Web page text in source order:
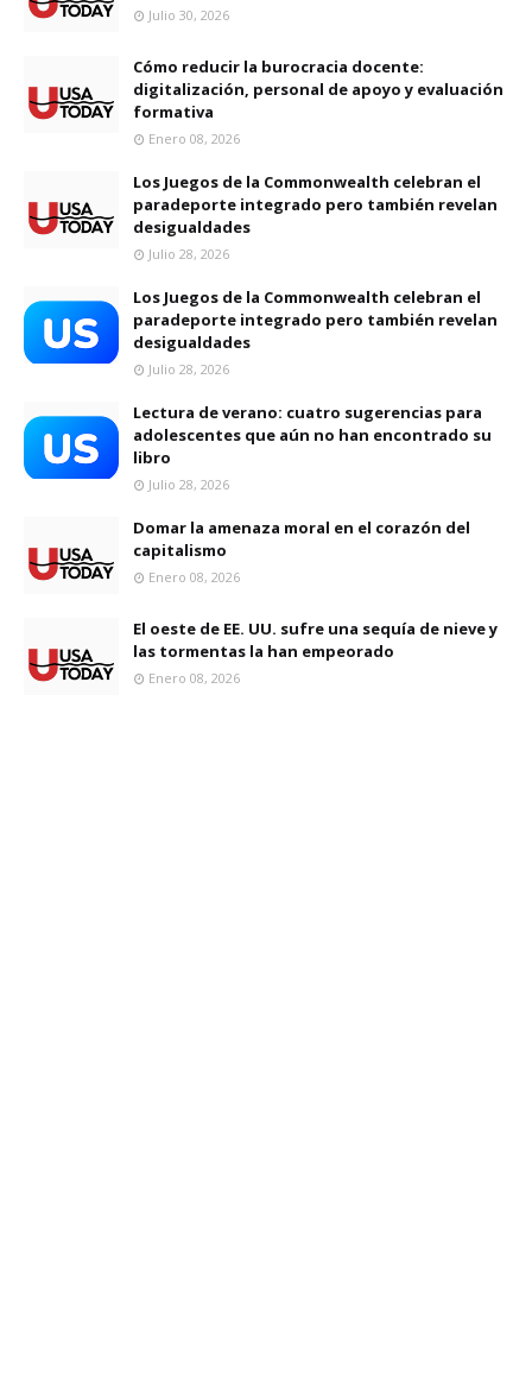
Julio 30, 2026
Cómo reducir la burocracia docente:
digitalización, personal de apoyo y evaluación
formativa
Enero 08, 2026
Los Juegos de la Commonwealth celebran el
paradeporte integrado pero también revelan
desigualdades
Julio 28, 2026
Los Juegos de la Commonwealth celebran el
paradeporte integrado pero también revelan
desigualdades
Julio 28, 2026
Lectura de verano: cuatro sugerencias para
adolescentes que aún no han encontrado su
libro
Julio 28, 2026
Domar la amenaza moral en el corazón del
capitalismo
Enero 08, 2026
El oeste de EE. UU. sufre una sequía de nieve y
las tormentas la han empeorado
Enero 08, 2026